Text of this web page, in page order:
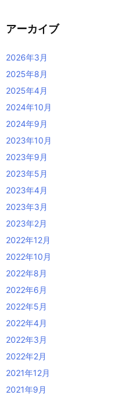
アーカイブ
2026年3月
2025年8月
2025年4月
2024年10月
2024年9月
2023年10月
2023年9月
2023年5月
2023年4月
2023年3月
2023年2月
2022年12月
2022年10月
2022年8月
2022年6月
2022年5月
2022年4月
2022年3月
2022年2月
2021年12月
2021年9月